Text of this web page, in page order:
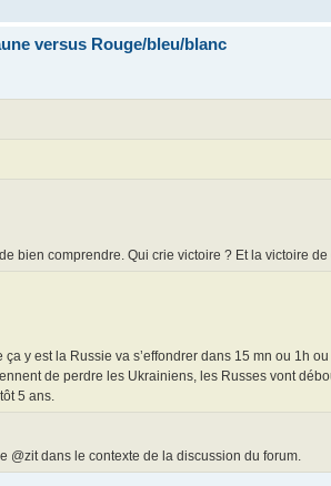
versus Rouge/bleu/blanc
bien comprendre. Qui crie victoire ? Et la victoire de
ça y est la Russie va s’effondrer dans 15 mn ou 1h
de perdre les Ukrainiens, les Russes vont
5 ans.
@zit dans le contexte de la discussion du forum.